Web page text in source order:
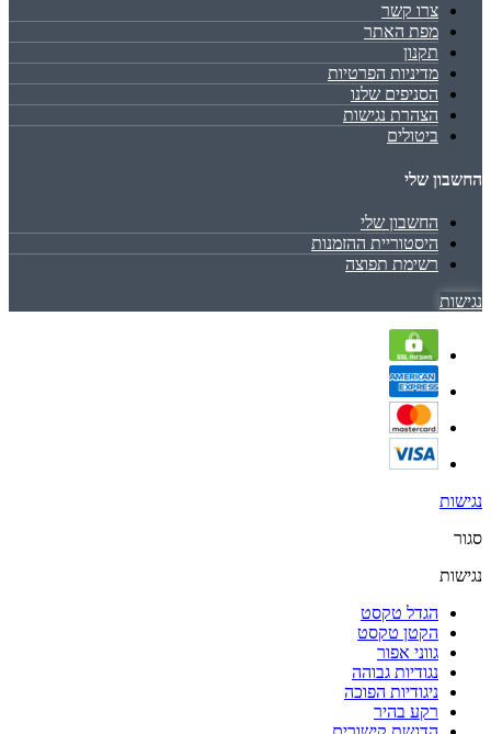
צרו קשר
מפת האתר
תקנון
מדיניות הפרטיות
הסניפים שלנו
הצהרת נגישות
ביטולים
החשבון שלי
החשבון שלי
היסטוריית ההזמנות
רשימת תפוצה
נגישות
נגישות
סגור
נגישות
הגדל טקסט
הקטן טקסט
גווני אפור
נגודיות גבוהה
ניגודיות הפוכה
רקע בהיר